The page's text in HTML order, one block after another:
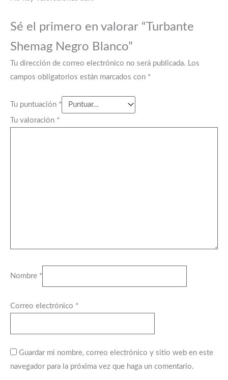
Sé el primero en valorar “Turbante
Shemag Negro Blanco”
Tu dirección de correo electrónico no será publicada. Los
campos obligatorios están marcados con *
Tu puntuación *
Tu valoración *
Nombre *
Correo electrónico *
Guardar mi nombre, correo electrónico y sitio web en este
navegador para la próxima vez que haga un comentario.